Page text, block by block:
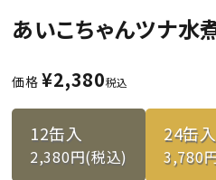
あいこちゃんツナ
価格 ¥2,380税込
12缶入
2,380円(税込)
24缶入
3,780